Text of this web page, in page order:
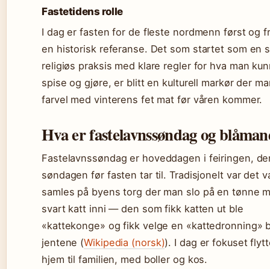
Fastetidens rolle
I dag er fasten for de fleste nordmenn først og
en historisk referanse. Det som startet som en
religiøs praksis med klare regler for hva man
spise og gjøre, er blitt en kulturell markør der
farvel med vinterens fet mat før våren kommer.
Hva er fastelavnssøndag og
Fastelavnssøndag er hoveddagen i feiringen,
søndagen før fasten tar til. Tradisjonelt var det
samles på byens torg der man slo på en tønne
svart katt inni — den som fikk katten ut ble
«kattekonge» og fikk velge en «kattedronning»
jentene (Wikipedia (norsk)). I dag er fokuset
hjem til familien, med boller og kos.